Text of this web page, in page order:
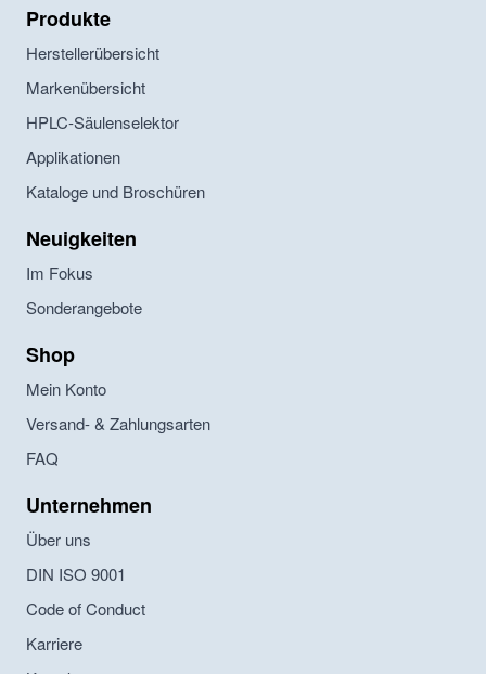
Produkte
Herstellerübersicht
Markenübersicht
HPLC-Säulenselektor
Applikationen
Kataloge und Broschüren
Neuigkeiten
Im Fokus
Sonderangebote
Shop
Mein Konto
Versand- & Zahlungsarten
FAQ
Unternehmen
Über uns
DIN ISO 9001
Code of Conduct
Karriere